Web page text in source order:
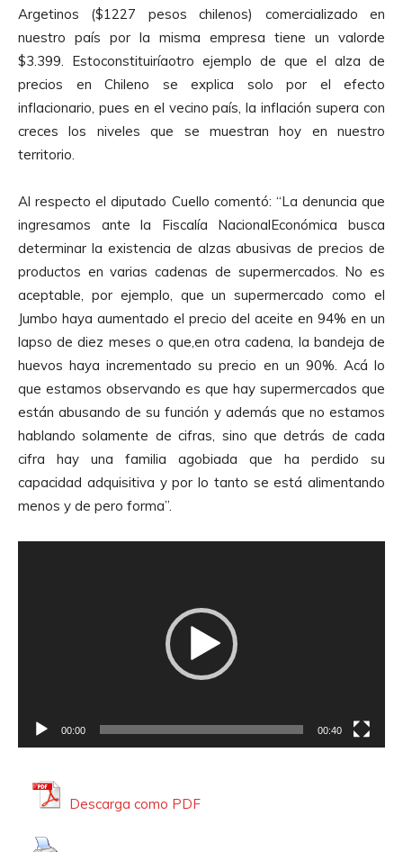
Argetinos ($1227 pesos chilenos) comercializado en
nuestro país por la misma empresa tiene un valorde
$3.399. Estoconstituiríaotro ejemplo de que el alza de
precios en Chileno se explica solo por el efecto
inflacionario, pues en el vecino país, la inflación supera con
creces los niveles que se muestran hoy en nuestro
territorio.
Al respecto el diputado Cuello comentó: “La denuncia que
ingresamos ante la Fiscalía NacionalEconómica busca
determinar la existencia de alzas abusivas de precios de
productos en varias cadenas de supermercados. No es
aceptable, por ejemplo, que un supermercado como el
Jumbo haya aumentado el precio del aceite en 94% en un
lapso de diez meses o que,en otra cadena, la bandeja de
huevos haya incrementado su precio en un 90%. Acá lo
que estamos observando es que hay supermercados que
están abusando de su función y además que no estamos
hablando solamente de cifras, sino que detrás de cada
cifra hay una familia agobiada que ha perdido su
capacidad adquisitiva y por lo tanto se está alimentando
menos y de pero forma”.
00:00 00:40
Descarga como PDF